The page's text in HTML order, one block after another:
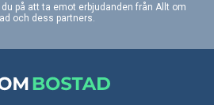
på att ta emot erbjudanden från Allt om
och dess partners.